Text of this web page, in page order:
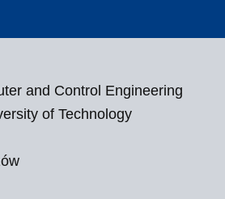
and Control Engineering
of Technology